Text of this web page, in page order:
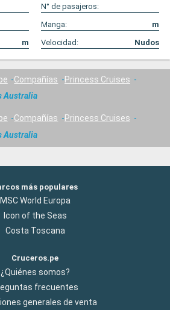
N° de pasajeros:
Manga:
m
m Velocidad: Nudos
Compañías
Princess Cruises
Australia
Compañías
Princess Cruises
Australia
más populares
MSC World Europa
Icon of the Seas
Costa Toscana
Cruceros.pe
¿Quiénes somos?
frecuentes
generales de venta